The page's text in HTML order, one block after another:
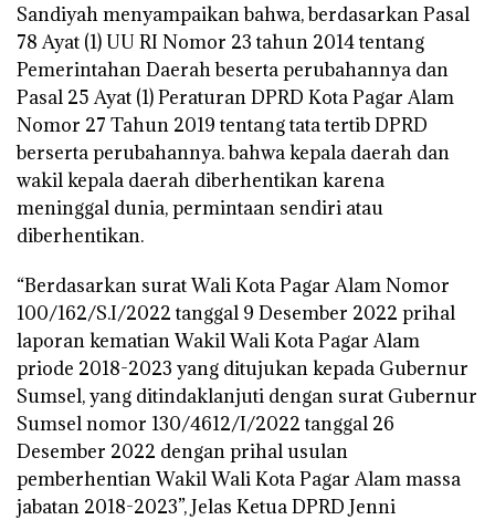
Sandiyah menyampaikan bahwa, berdasarkan Pasal
78 Ayat (1) UU RI Nomor 23 tahun 2014 tentang
Pemerintahan Daerah beserta perubahannya dan
Pasal 25 Ayat (1) Peraturan DPRD Kota Pagar Alam
Nomor 27 Tahun 2019 tentang tata tertib DPRD
berserta perubahannya. bahwa kepala daerah dan
wakil kepala daerah diberhentikan karena
meninggal dunia, permintaan sendiri atau
diberhentikan.
“Berdasarkan surat Wali Kota Pagar Alam Nomor
100/162/S.I/2022 tanggal 9 Desember 2022 prihal
laporan kematian Wakil Wali Kota Pagar Alam
priode 2018-2023 yang ditujukan kepada Gubernur
Sumsel, yang ditindaklanjuti dengan surat Gubernur
Sumsel nomor 130/4612/I/2022 tanggal 26
Desember 2022 dengan prihal usulan
pemberhentian Wakil Wali Kota Pagar Alam massa
jabatan 2018-2023”, Jelas Ketua DPRD Jenni